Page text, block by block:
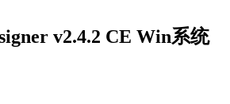
v2.4.2 CE Win系统